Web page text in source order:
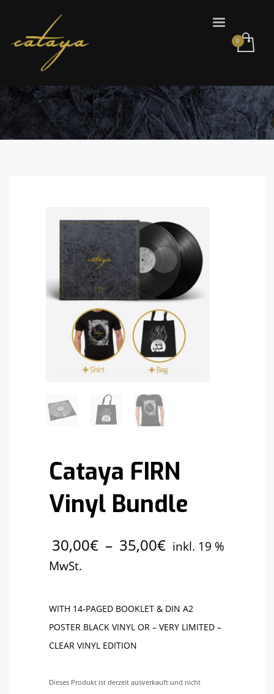
Cataya FIRN
Vinyl Bundle
30,00€ – 35,00€ inkl. 19 %
MwSt.
WITH 14-PAGED BOOKLET & DIN A2
POSTER BLACK VINYL OR – VERY LIMITED –
CLEAR VINYL EDITION
Dieses Produkt ist derzeit ausverkauft und nicht